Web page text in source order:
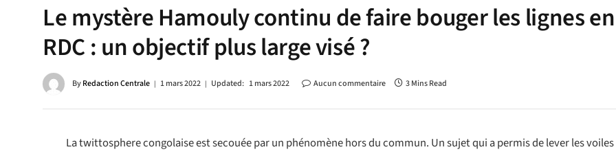
Le mystère Hamouly continu de faire bouger les lignes en
RDC : un objectif plus large visé ?
ByRedaction Centrale 1 mars 2022 Updated: 1 mars 2022 Aucun commentaire 3 Mins Read
La twittosphere congolaise est secouée par un phénomène hors du commun. Un sujet qui a permis de lever les voiles